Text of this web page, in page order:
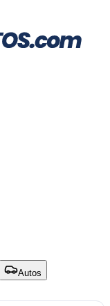
Autos